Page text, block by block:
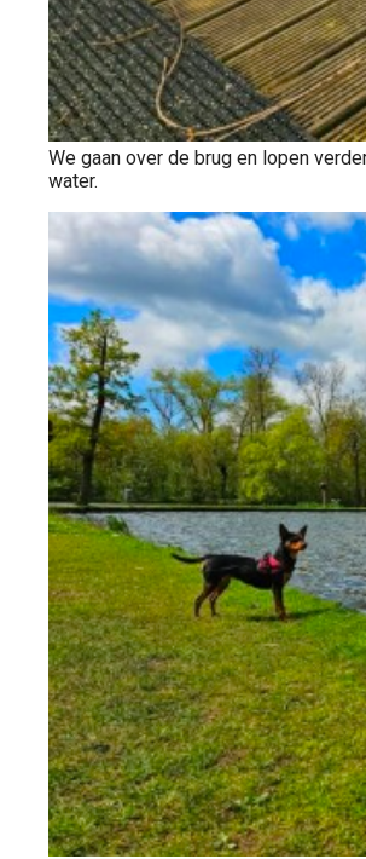
We gaan over de brug en lopen
water.